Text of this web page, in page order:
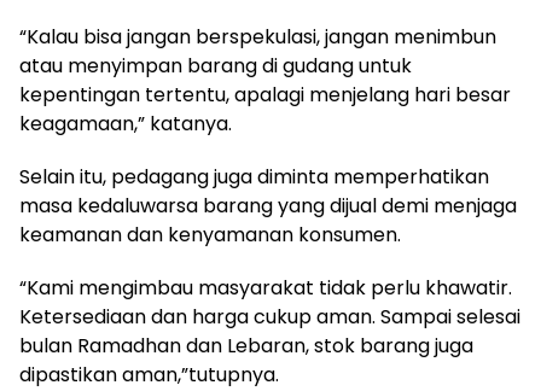
“Kalau bisa jangan berspekulasi, jangan menimbun
atau menyimpan barang di gudang untuk
kepentingan tertentu, apalagi menjelang hari besar
keagamaan,” katanya.
Selain itu, pedagang juga diminta memperhatikan
masa kedaluwarsa barang yang dijual demi menjaga
keamanan dan kenyamanan konsumen.
“Kami mengimbau masyarakat tidak perlu khawatir.
Ketersediaan dan harga cukup aman. Sampai selesai
bulan Ramadhan dan Lebaran, stok barang juga
dipastikan aman,”tutupnya.